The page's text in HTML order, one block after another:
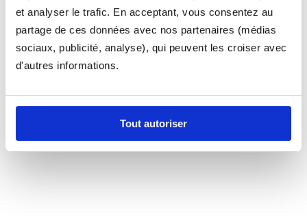
et analyser le trafic. En acceptant, vous consentez au
partage de ces données avec nos partenaires (médias
sociaux, publicité, analyse), qui peuvent les croiser avec
d'autres informations.
Tout autoriser